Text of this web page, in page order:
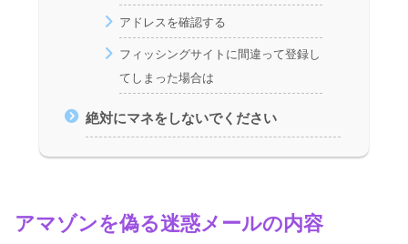
アドレスを確認する
フィッシングサイトに間違って登録し
てしまった場合は
絶対にマネをしないでください
アマゾンを偽る迷惑メールの内容